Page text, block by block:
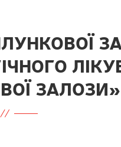
ЗАЛОЗИ»